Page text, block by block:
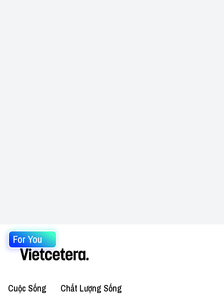
For You
Cuộc Sống Chất Lượng Sống